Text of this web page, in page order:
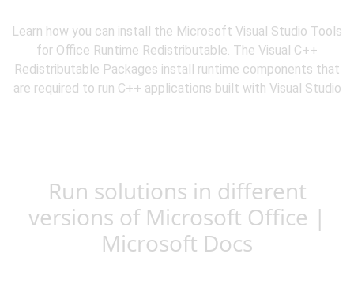
Learn how you can install the Microsoft Visual Studio Tools
for Office Runtime Redistributable. The Visual C++
Redistributable Packages install runtime components that
are required to run C++ applications built with Visual Studio
Run solutions in different
versions of Microsoft Office |
Microsoft Docs